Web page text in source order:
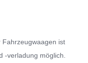
Fahrzeugwaagen ist
-verladung möglich.